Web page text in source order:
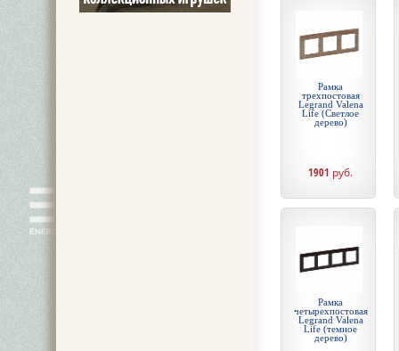
Рамка
трехпостовая
Legrand Valena
Life (Светлое
дерево)
1901 руб.
Рамка
четырехпостовая
Legrand Valena
Life (темное
дерево)